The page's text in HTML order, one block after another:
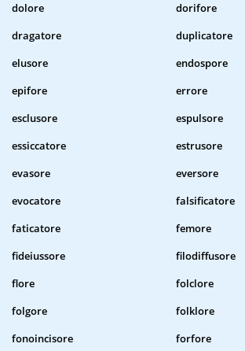
dolore
dorifore
dragatore
duplicatore
elusore
endospore
epifore
errore
esclusore
espulsore
essiccatore
estrusore
evasore
eversore
evocatore
falsificatore
faticatore
femore
fideiussore
filodiffusore
flore
folclore
folgore
folklore
fonoincisore
forfore